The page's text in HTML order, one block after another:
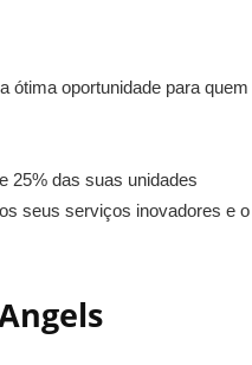
ótima oportunidade para quem
25% das suas unidades
seus serviços inovadores e o